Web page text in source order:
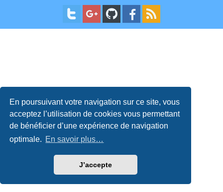
En poursuivant votre navigation sur ce site, vous
acceptez l’utilisation de cookies vous permettant
de bénéficier d’une expérience de navigation
optimale. En savoir plus…
J’accepte